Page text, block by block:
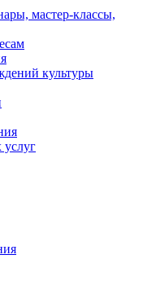
мастер-классы,
культуры